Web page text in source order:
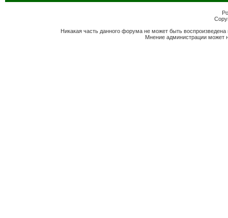
Никакая часть данного форума не может быть
Мнение администрации может